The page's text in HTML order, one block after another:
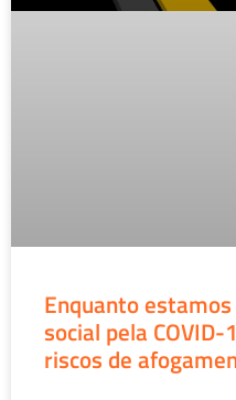
Enquanto
social pela
riscos de